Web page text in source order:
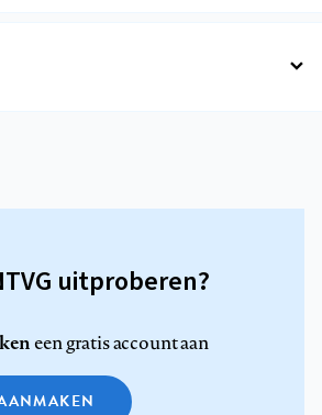
uitproberen?
een gratis account aan